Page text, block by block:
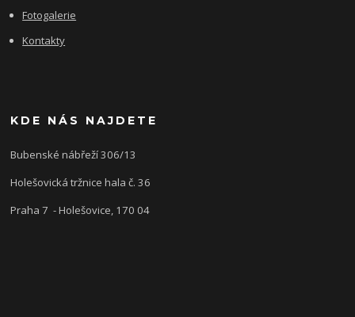
Fotogalerie
Kontakty
KDE NÁS NAJDETE
Bubenské nábřeží 306/13
Holešovická tržnice hala č. 36
Praha 7 - Holešovice, 170 04